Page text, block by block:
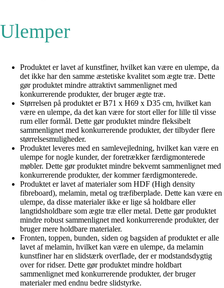
Ulemper
Produktet er lavet af kunstfiner, hvilket kan være en ulempe, da
det ikke har den samme æstetiske kvalitet som ægte træ. Dette
gør produktet mindre attraktivt sammenlignet med
konkurrerende produkter, der bruger ægte træ.
Størrelsen på produktet er B71 x H69 x D35 cm, hvilket kan
være en ulempe, da det kan være for stort eller for lille til visse
rum eller formål. Dette gør produktet mindre fleksibelt
sammenlignet med konkurrerende produkter, der tilbyder flere
størrelsesmuligheder.
Produktet leveres med en samlevejledning, hvilket kan være en
ulempe for nogle kunder, der foretrækker færdigmonterede
møbler. Dette gør produktet mindre bekvemt sammenlignet med
konkurrerende produkter, der kommer færdigmonterede.
Produktet er lavet af materialer som HDF (High density
fibreboard), melamin, metal og træfiberplade. Dette kan være en
ulempe, da disse materialer ikke er lige så holdbare eller
langtidsholdbare som ægte træ eller metal. Dette gør produktet
mindre robust sammenlignet med konkurrerende produkter, der
bruger mere holdbare materialer.
Fronten, toppen, bunden, siden og bagsiden af produktet er alle
lavet af melamin, hvilket kan være en ulempe, da melamin
kunstfiner har en slidstærk overflade, der er modstandsdygtig
over for ridser. Dette gør produktet mindre holdbart
sammenlignet med konkurrerende produkter, der bruger
materialer med endnu bedre slidstyrke.